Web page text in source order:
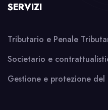
SERVIZI
Tributario e Penale
Societario e
Gestione e protezione del